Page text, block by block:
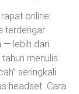
online:
terdengar
— lebih dari
menulis
seringkali
headset. Cara